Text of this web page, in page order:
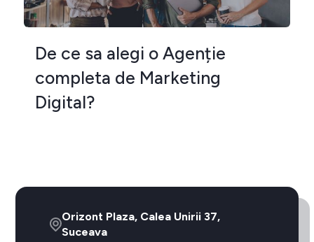
De ce sa alegi o Agenție
completa de Marketing
Digital?
Orizont Plaza, Calea Unirii 37,
Suceava